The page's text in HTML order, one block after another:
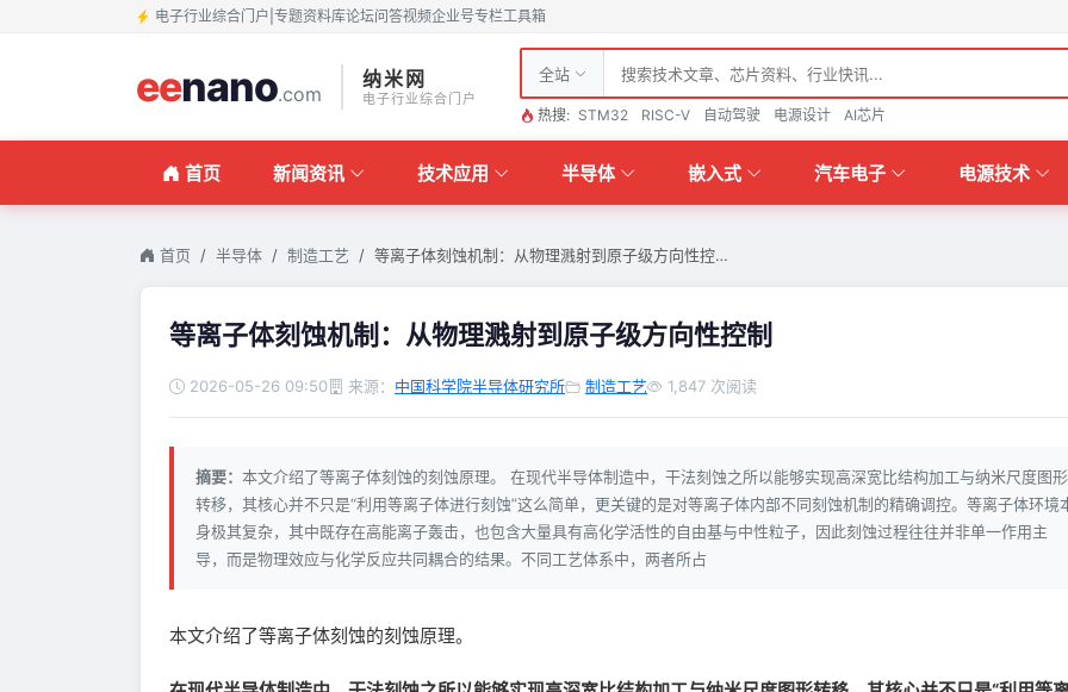
电子行业综合门户 专题资料库论坛问答视频企业号专栏工具箱
eenano.com
纳米网
电子行业综合门户
全站
热搜: STM32 RISC-V 自动驾驶 电源设计 AI芯片
首页 新闻资讯 技术应用 半导体 嵌入式 汽车电子 电源技术
首页 半导体 制造工艺 等离子体刻蚀机制：从物理溅射到原子级方向性控…
等离子体刻蚀机制：从物理溅射到原子级方向性控制
2026-05-26 09:50 来源： 中国科学院半导体研究所 制造工艺 1,847 次阅读
摘要： 本文介绍了等离子体刻蚀的刻蚀原理。 在现代半导体制造中，干法刻蚀之所以能够实现高深宽比结构加工与纳米尺度图形
转移，其核心并不只是“利用等离子体进行刻蚀”这么简单，更关键的是对等离子体内部不同刻蚀机制的精确调控。等离子体环境
身极其复杂，其中既存在高能离子轰击，也包含大量具有高化学活性的自由基与中性粒子，因此刻蚀过程往往并非单一作用主
导，而是物理效应与化学反应共同耦合的结果。不同工艺体系中，两者所占
本文介绍了等离子体刻蚀的刻蚀原理。